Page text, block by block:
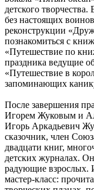
детского
без настоящих
реконструкции
познакомиться с
«Путешествие по
праздника ведущие
«Путешествие в
запоминающих
После завершения
Игорем Жуковым и
Игорь Аркадьевич
сказочник, член
двадцати книг,
детских журналах.
радующие взрослых.
мастер-класс: